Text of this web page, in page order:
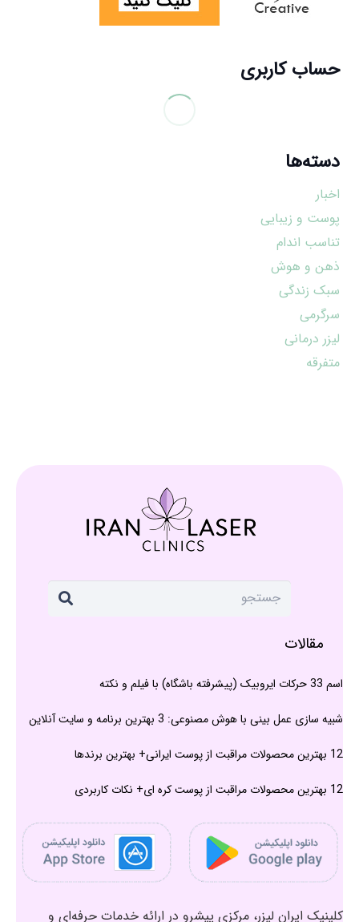
حساب کاربری
دسته‌ها
اخبار
پوست و زیبایی
تناسب اندام
ذهن و هوش
سبک زندگی
سرگرمی
لیزر درمانی
متفرقه
مقالات
اسم 33 حرکات ایروبیک (پیشرفته باشگاه) با فیلم و نکته
شبیه سازی عمل بینی با هوش مصنوعی: 3 بهترین برنامه و سایت آنلاین
12 بهترین محصولات مراقبت از پوست ایرانی+ بهترین برندها
12 بهترین محصولات مراقبت از پوست کره ای+ نکات کاربردی
کلینیک ایران لیزر، مرکزی پیشرو در ارائه خدمات حرفه‌ای و